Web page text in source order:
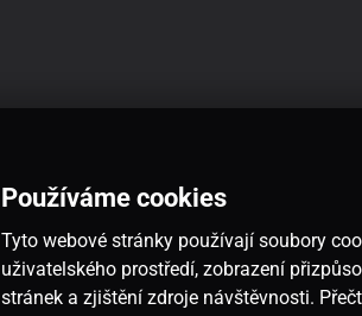
Používáme cookies
Tyto webové stránky používají soubory
uživatelského prostředí, zobrazení
stránek a zjištění zdroje návštěvnosti.